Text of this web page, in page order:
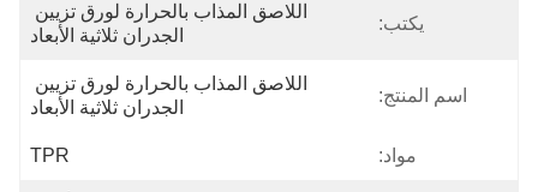
يكتب:
اللاصق المذاب بالحرارة لورق تزيين
الجدران ثلاثية الأبعاد
اسم المنتج:
اللاصق المذاب بالحرارة لورق تزيين
الجدران ثلاثية الأبعاد
مواد: TPR